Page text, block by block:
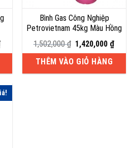
hiện
1,550,000 ₫.
Bình Gas Công Nghiệp
Petrovietnam 45kg Màu Hồng
1,502,000₫ Giá
gốc
là:
1,502,000 ₫.
1,420,000 ₫
hiện
THÊM VÀO GIỎ HÀNG